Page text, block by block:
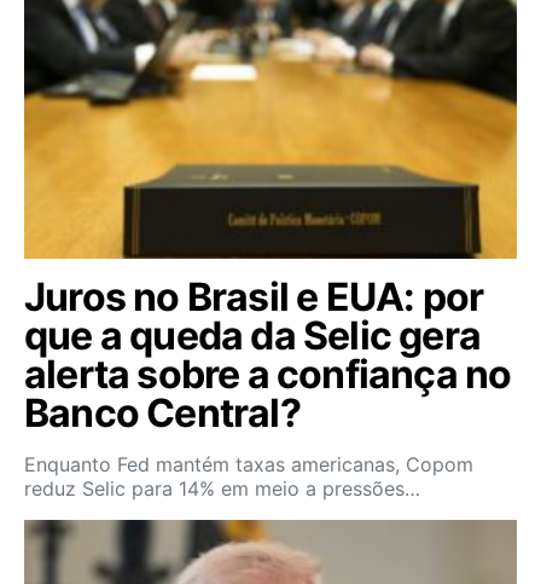
Juros no Brasil e EUA: por
que a queda da Selic gera
alerta sobre a confiança no
Banco Central?
Enquanto Fed mantém taxas americanas, Copom
reduz Selic para 14% em meio a pressões…